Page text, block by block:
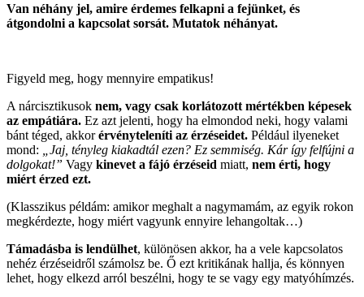
Van néhány jel, amire érdemes felkapni a fejünket, és
átgondolni a kapcsolat sorsát. Mutatok néhányat.
Figyeld meg, hogy mennyire empatikus!
A nárcisztikusok nem, vagy csak korlátozott mértékben képesek
az empátiára. Ez azt jelenti, hogy ha elmondod neki, hogy valami
bánt téged, akkorérvényteleníti az érzéseidet. Például ilyeneket
mond:
„Jaj, tényleg kiakadtál ezen? Ez semmiség. Kár így felfújni a
dolgokat!” Vagy kinevet a fájó érzéseid miatt, nem érti, hogy
miért érzed ezt.
(Klasszikus példám: amikor meghalt a nagymamám, az egyik rokon
megkérdezte, hogy miért vagyunk ennyire lehangoltak…)
Támadásba is lendülhet, különösen akkor, ha a vele kapcsolatos
nehéz érzéseidről számolsz be. Ő ezt kritikának hallja, és könnyen
lehet, hogy elkezd arról beszélni, hogy te se vagy egy matyóhímzés.